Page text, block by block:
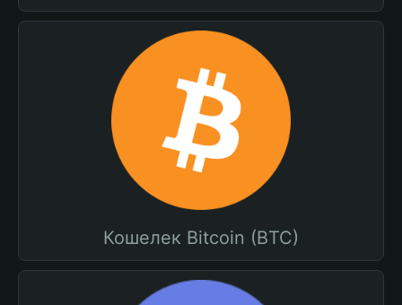
Кошелек Bitcoin (BTC)